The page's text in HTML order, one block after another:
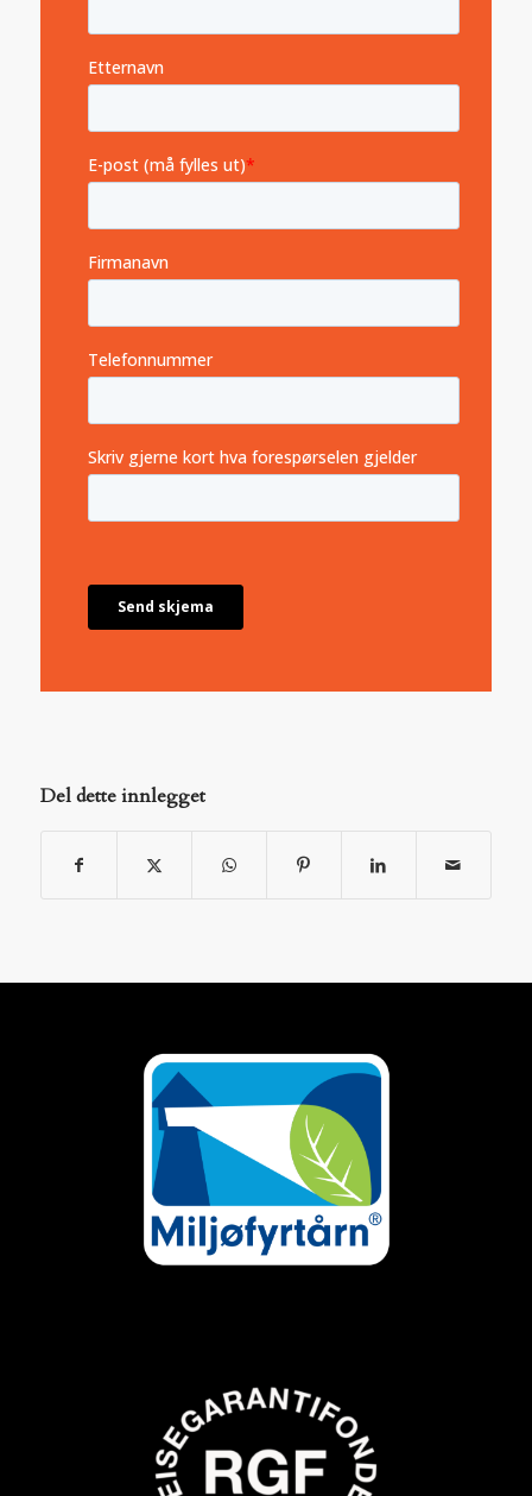
Del dette innlegget